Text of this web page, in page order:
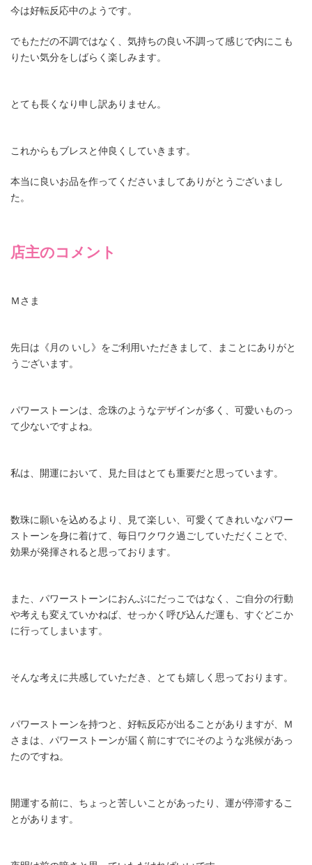
今は好転反応中のようです。
でもただの不調ではなく、気持ちの良い不調って感じで内にこも
りたい気分をしばらく楽しみます。
とても長くなり申し訳ありません。
これからもブレスと仲良くしていきます。
本当に良いお品を作ってくださいましてありがとうございまし
た。
店主のコメント
Ｍさま
先日は《月の いし》をご利用いただきまして、まことにありがと
うございます。
パワーストーンは、念珠のようなデザインが多く、可愛いものっ
て少ないですよね。
私は、開運において、見た目はとても重要だと思っています。
数珠に願いを込めるより、見て楽しい、可愛くてきれいなパワー
ストーンを身に着けて、毎日ワクワク過ごしていただくことで、
効果が発揮されると思っております。
また、パワーストーンにおんぶにだっこではなく、ご自分の行動
や考えも変えていかねば、せっかく呼び込んだ運も、すぐどこか
に行ってしまいます。
そんな考えに共感していただき、とても嬉しく思っております。
パワーストーンを持つと、好転反応が出ることがありますが、Ｍ
さまは、パワーストーンが届く前にすでにそのような兆候があっ
たのですね。
開運する前に、ちょっと苦しいことがあったり、運が停滞するこ
とがあります。